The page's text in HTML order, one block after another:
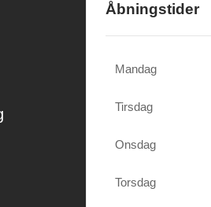
Åbningstider
Mandag
Tirsdag
Onsdag
Torsdag